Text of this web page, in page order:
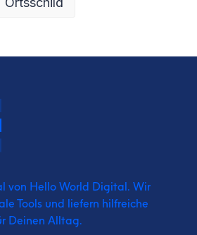
von Hello World Digital. Wir
Tools und liefern hilfreiche
Deinen Alltag.